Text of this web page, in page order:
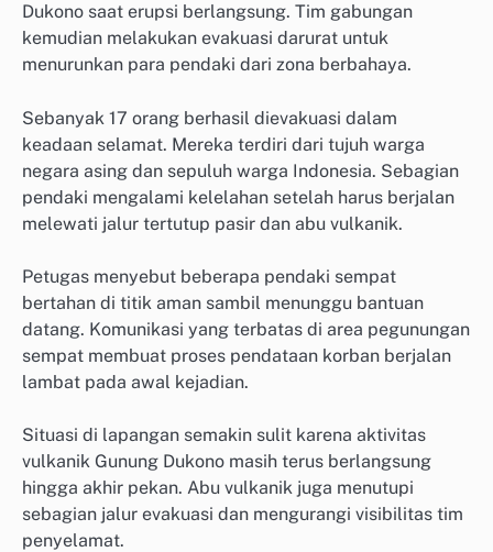
Dukono saat erupsi berlangsung. Tim gabungan
kemudian melakukan evakuasi darurat untuk
menurunkan para pendaki dari zona berbahaya.
Sebanyak 17 orang berhasil dievakuasi dalam
keadaan selamat. Mereka terdiri dari tujuh warga
negara asing dan sepuluh warga Indonesia. Sebagian
pendaki mengalami kelelahan setelah harus berjalan
melewati jalur tertutup pasir dan abu vulkanik.
Petugas menyebut beberapa pendaki sempat
bertahan di titik aman sambil menunggu bantuan
datang. Komunikasi yang terbatas di area pegunungan
sempat membuat proses pendataan korban berjalan
lambat pada awal kejadian.
Situasi di lapangan semakin sulit karena aktivitas
vulkanik Gunung Dukono masih terus berlangsung
hingga akhir pekan. Abu vulkanik juga menutupi
sebagian jalur evakuasi dan mengurangi visibilitas tim
penyelamat.